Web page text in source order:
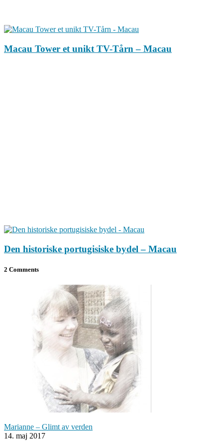
Macau Tower et unikt TV-Tårn – Macau
Den historiske portugisiske bydel – Macau
2 Comments
Marianne – Glimt av verden
14. maj 2017